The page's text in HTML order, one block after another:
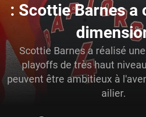
: Scottie Barnes a
Scottie Barnes a réalisé
playoffs de très haut
peuvent être ambitieux à
ailier.